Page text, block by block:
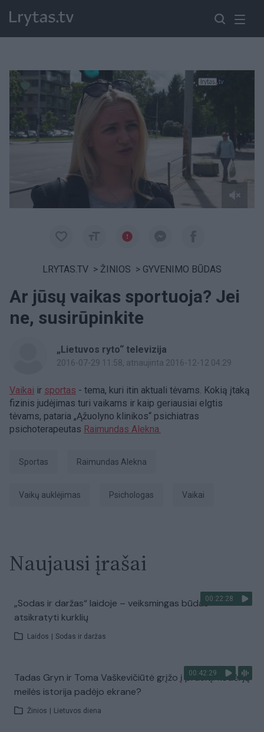
Paremkite Ukrainą
LRYTAS.TV > ŽINIOS > GYVENIMO BŪDAS
Ar jūsų vaikas sportuoja? Jei
ne, susirūpinkite
„Lietuvos ryto“ televizija
2016-07-29 11:58, atnaujinta 2016-12-12 04:29
Vaikai ir sportas - tema, kuri itin aktuali tėvams. Kokią įtaką
fizinis judėjimas turi vaikams ir kaip geriausiai elgtis
tėvams, pataria „Ąžuolyno klinikos“ psichiatras
psichoterapeutas Raimundas Alekna.
Sportas Raimundas Alekna
vaikų auklėjimas Psichologas Vaikai
Naujausi įrašai
00:22:28
„Sodas ir daržas“ laidoje – veiksmingas būdas
atsikratyti kurklių
Laidos Sodas ir daržas
00:42:29
Tadas Gryn ir Toma Vaškevičiūtė grįžo į praeitį: kodėl jų
meilės istorija padėjo ekrane?
Žinios Lietuvos diena